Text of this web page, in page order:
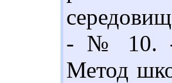
- № 10. -
Метод